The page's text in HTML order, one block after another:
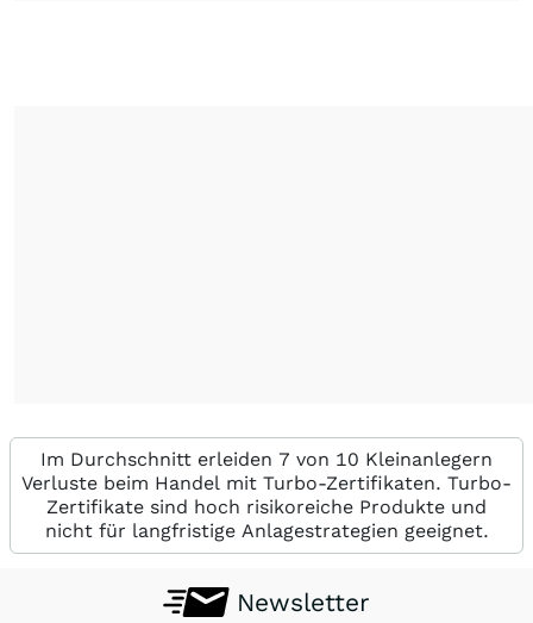
Im Durchschnitt erleiden 7 von 10 Kleinanlegern
Verluste beim Handel mit Turbo-Zertifikaten. Turbo-
Zertifikate sind hoch risikoreiche Produkte und
nicht für langfristige Anlagestrategien geeignet.
Newsletter